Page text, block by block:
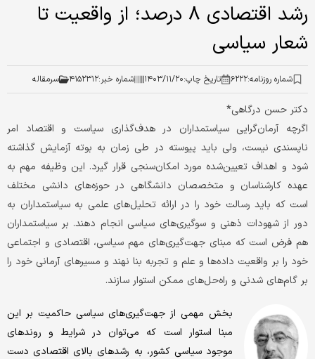
رشد اقتصادی ۸ درصد؛ از واقعیت تا
شعار سیاسی
شماره روزنامه:۶۲۲۲ تاریخ چاپ:۱۴۰۳/۱۱/۲۰ شماره خبر:۴۱۵۲۳۱۲ سرمقاله
دکتر حسن درگاهی*
اگرچه آرمان‌گرایی سیاستمداران در هدف‌گذاری سیاست و اقتصاد امر
ناپسندی نیست، ولی باید پیوسته در طی زمان به بوته آزمایش گذاشته
شود و اهداف تعیین‌شده مورد امکان‌سنجی قرار گیرد. این وظیفه مهم به
عهده کارشناسان و متخصصان دانشگاهی در حوزه‌های دانشی مختلف
است که باید رسالت خود را در ارائه تحلیل‌های علمی به سیاستمداران به
دور از شهودات ذهنی و سوگیری‌های سیاسی انجام دهند. بر سیاستمداران
هم فرض است که مبنای جهت‌گیری‌های مهم سیاسی، اقتصادی و اجتماعی
خود را بر واقعیت داده‌ها و علم و تجربه بنا نهند و مسیرهای آرمانی خود را
بر گام‌های شدنی و راه‌حل‌های ممکن استوار سازند.
بخش مهمی از جهت‌گیری‌های سیاسی حاکمیت بر این
مبنا استوار است که می‌توان در شرایط و روندهای
موجود سیاسی کشور، به رشدهای بالای اقتصادی دست